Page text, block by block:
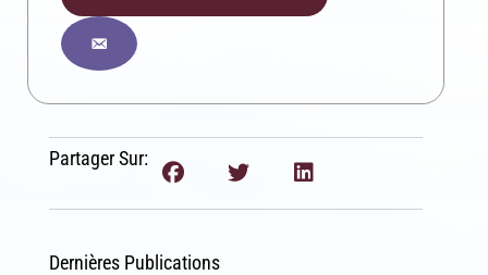
Partager Sur:
Dernières Publications